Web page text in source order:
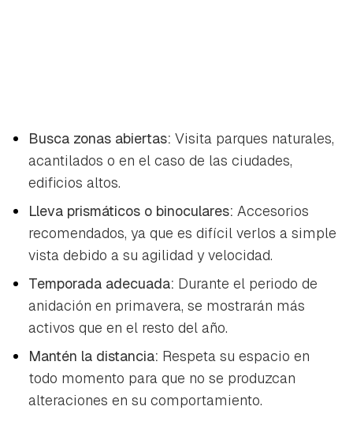
Busca zonas abiertas: Visita parques naturales,
acantilados o en el caso de las ciudades,
edificios altos.
Lleva prismáticos o binoculares: Accesorios
recomendados, ya que es difícil verlos a simple
vista debido a su agilidad y velocidad.
Temporada adecuada: Durante el periodo de
anidación en primavera, se mostrarán más
activos que en el resto del año.
Mantén la distancia: Respeta su espacio en
todo momento para que no se produzcan
alteraciones en su comportamiento.